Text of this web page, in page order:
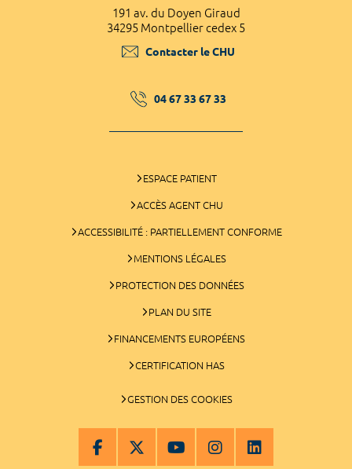
191 av. du Doyen Giraud
34295 Montpellier cedex 5
Contacter le CHU
04 67 33 67 33
ESPACE PATIENT
ACCÈS AGENT CHU
ACCESSIBILITÉ : PARTIELLEMENT CONFORME
MENTIONS LÉGALES
PROTECTION DES DONNÉES
PLAN DU SITE
FINANCEMENTS EUROPÉENS
CERTIFICATION HAS
GESTION DES COOKIES